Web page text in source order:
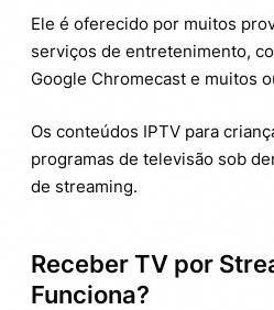
Ele é oferecido por muitos
serviços de entretenimento,
Google Chromecast e muitos
Os conteúdos IPTV para
programas de televisão sob
de streaming.
Receber TV por
Funciona?